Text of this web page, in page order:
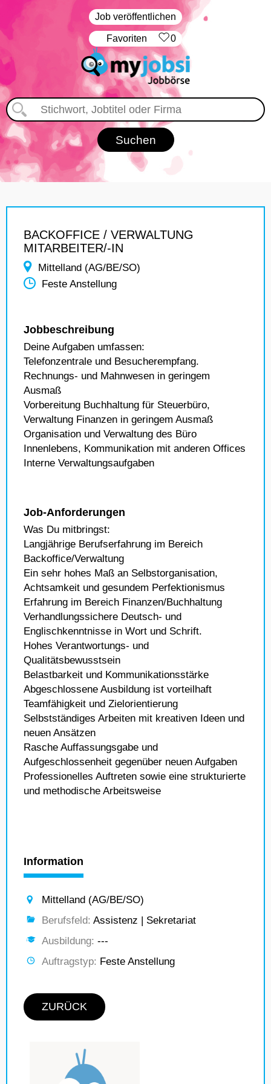
Job veröffentlichen
‏Favoriten 0
BACKOFFICE / VERWALTUNG
MITARBEITER/-IN
Mittelland (AG/BE/SO)
Feste Anstellung
Jobbeschreibung
Deine Aufgaben umfassen:
Telefonzentrale und Besucherempfang.
Rechnungs- und Mahnwesen in geringem
Ausmaß
Vorbereitung Buchhaltung für Steuerbüro,
Verwaltung Finanzen in geringem Ausmaß
Organisation und Verwaltung des Büro
Innenlebens, Kommunikation mit anderen Offices
Interne Verwaltungsaufgaben
Job-Anforderungen
Was Du mitbringst:
Langjährige Berufserfahrung im Bereich
Backoffice/Verwaltung
Ein sehr hohes Maß an Selbstorganisation,
Achtsamkeit und gesundem Perfektionismus
Erfahrung im Bereich Finanzen/Buchhaltung
Verhandlungssichere Deutsch- und
Englischkenntnisse in Wort und Schrift.
Hohes Verantwortungs- und
Qualitätsbewusstsein
Belastbarkeit und Kommunikationsstärke
Abgeschlossene Ausbildung ist vorteilhaft
Teamfähigkeit und Zielorientierung
Selbstständiges Arbeiten mit kreativen Ideen und
neuen Ansätzen
Rasche Auffassungsgabe und
Aufgeschlossenheit gegenüber neuen Aufgaben
Professionelles Auftreten sowie eine strukturierte
und methodische Arbeitsweise
Information
Mittelland (AG/BE/SO)
Berufsfeld: Assistenz | Sekretariat
Ausbildung: ---
Auftragstyp: Feste Anstellung
ZURÜCK